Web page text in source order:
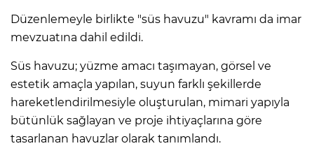
Düzenlemeyle birlikte "süs havuzu" kavramı da imar
mevzuatına dahil edildi.
Süs havuzu; yüzme amacı taşımayan, görsel ve
estetik amaçla yapılan, suyun farklı şekillerde
hareketlendirilmesiyle oluşturulan, mimari yapıyla
bütünlük sağlayan ve proje ihtiyaçlarına göre
tasarlanan havuzlar olarak tanımlandı.